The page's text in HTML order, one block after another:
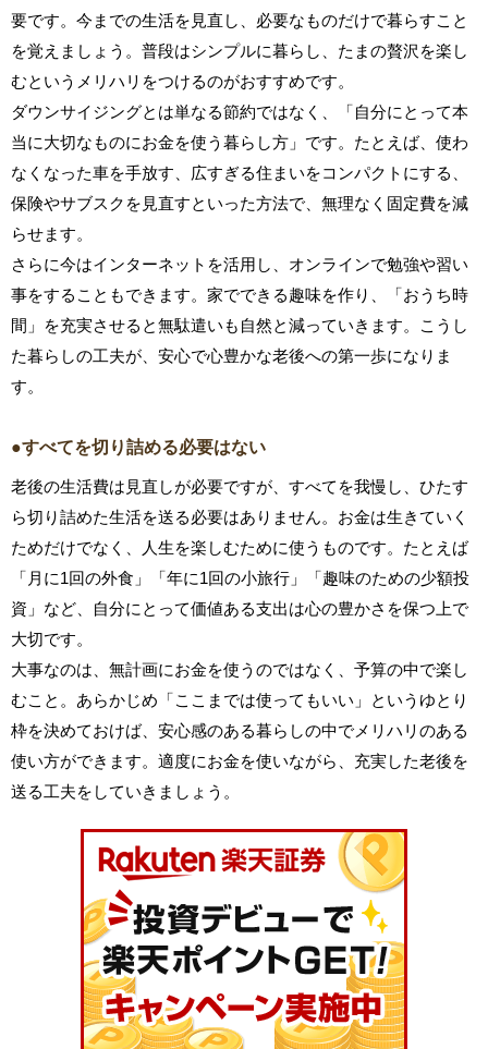
要です。今までの生活を見直し、必要なものだけで暮らすこと
を覚えましょう。普段はシンプルに暮らし、たまの贅沢を楽し
むというメリハリをつけるのがおすすめです。
ダウンサイジングとは単なる節約ではなく、「自分にとって本
当に大切なものにお金を使う暮らし方」です。たとえば、使わ
なくなった車を手放す、広すぎる住まいをコンパクトにする、
保険やサブスクを見直すといった方法で、無理なく固定費を減
らせます。
さらに今はインターネットを活用し、オンラインで勉強や習い
事をすることもできます。家でできる趣味を作り、「おうち時
間」を充実させると無駄遣いも自然と減っていきます。こうし
た暮らしの工夫が、安心で心豊かな老後への第一歩になりま
す。
●すべてを切り詰める必要はない
老後の生活費は見直しが必要ですが、すべてを我慢し、ひたす
ら切り詰めた生活を送る必要はありません。お金は生きていく
ためだけでなく、人生を楽しむために使うものです。たとえば
「月に1回の外食」「年に1回の小旅行」「趣味のための少額投
資」など、自分にとって価値ある支出は心の豊かさを保つ上で
大切です。
大事なのは、無計画にお金を使うのではなく、予算の中で楽し
むこと。あらかじめ「ここまでは使ってもいい」というゆとり
枠を決めておけば、安心感のある暮らしの中でメリハリのある
使い方ができます。適度にお金を使いながら、充実した老後を
送る工夫をしていきましょう。